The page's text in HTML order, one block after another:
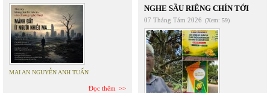
MAI AN NGUYỄN ANH TUẤN
Đọc thêm
NGHE SẦU RIÊNG CHÍN TỚI
07 Tháng Tám 2026 (Xem: 59)